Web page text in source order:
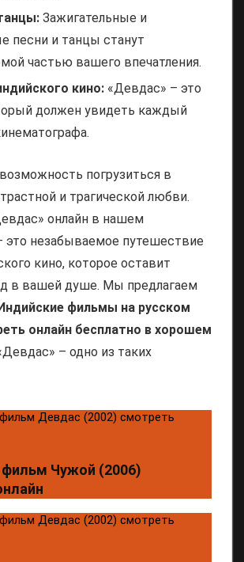
Зажигательные и
песни и танцы станут
частью вашего впечатления.
кино: «Девдас» – это
должен увидеть каждый
погрузиться в
и трагической любви.
онлайн в нашем
это незабываемое путешествие
кино, которое оставит
в вашей душе. Мы предлагаем
фильмы на русском
онлайн бесплатно в хорошем
– одно из таких
Чужой (2006)